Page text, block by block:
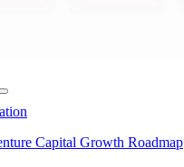
Capital Growth Roadmap